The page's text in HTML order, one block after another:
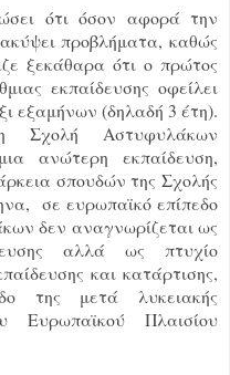
ότι όσον αφορά την
προβλήματα, καθώς
ξεκάθαρα ότι ο πρώτος
εκπαίδευσης οφείλει
εξαμήνων (δηλαδή 3 έτη).
Σχολή Αστυφυλάκων
ανώτερη εκπαίδευση,
σπουδών της Σχολής
σε ευρωπαϊκό επίπεδο
δεν αναγνωρίζεται ως
αλλά ως πτυχίο
και κατάρτισης,
της μετά λυκειακής
Ευρωπαϊκού Πλαισίου